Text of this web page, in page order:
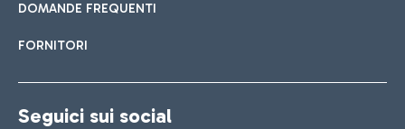
DOMANDE FREQUENTI
FORNITORI
Seguici sui social